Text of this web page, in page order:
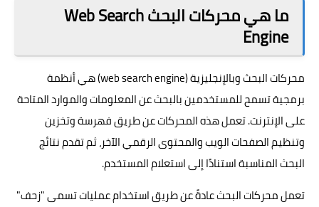
ما هي محركات البحث Web Search
Engine
محركات البحث وبالإنجليزية (web search engine) هي أنظمة
برمجية تسمح للمستخدمين بالبحث عن المعلومات والموارد المتاحة
على الإنترنت. تعمل هذه المحركات عن طريق فهرسة وتخزين
وتنظيم الصفحات الويب والمحتوى الرقمي الآخر، ثم تقدم نتائج
البحث المناسبة استنادًا إلى استعلام المستخدم.
تعمل محركات البحث عادةً عن طريق استخدام عمليات تسمى "زحف"